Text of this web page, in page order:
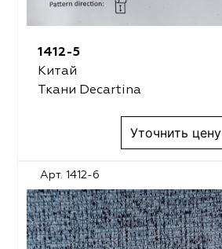
1412-5
Китай
Ткани Decartina
Уточнить цену
Арт. 1412-6